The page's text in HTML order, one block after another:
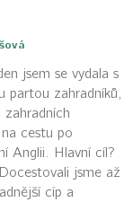
jsem se vydala s
partou zahradníků,
zahradních
cestu po
Anglii. Hlavní cíl?
jsme až
cíp a